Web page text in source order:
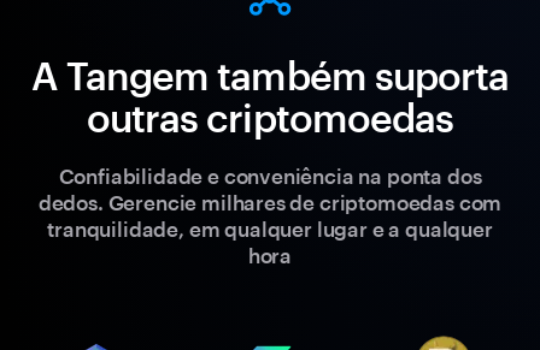
A Tangem também suporta
outras criptomoedas
Confiabilidade e conveniência na ponta dos
dedos. Gerencie milhares de criptomoedas com
tranquilidade, em qualquer lugar e a qualquer
hora